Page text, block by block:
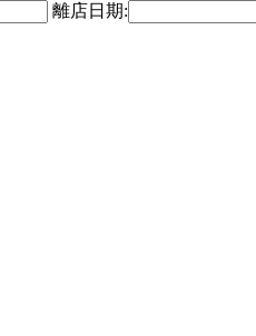
離店日期: